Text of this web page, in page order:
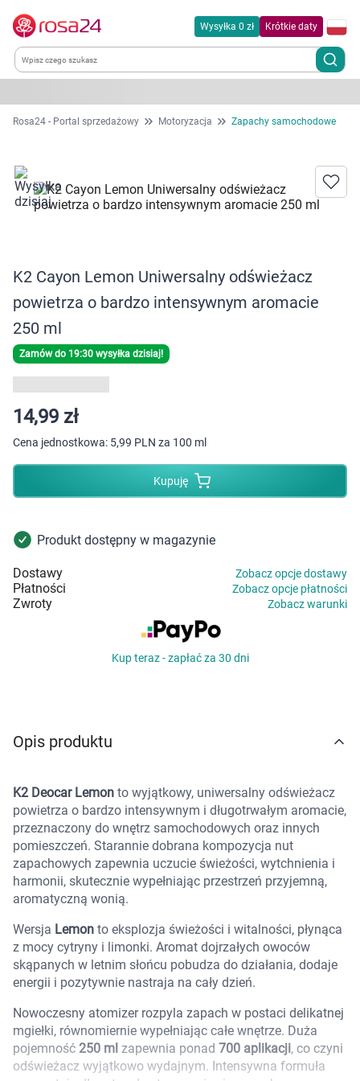
Korzystamy z plików cookies w celu
Wysyłka 0 zł Krótkie daty
Kategorie
Dla zwierząt
Zdrowie
Kobieta w ciąży i mama
Dziecko
Kosmetyki
Zdrowy styl życia
Zabawki
Sprzęt medyczny
Marki
Rosa24 - Portal sprzedażowy Motoryzacja Zapachy samochodowe
K2 Cayon Lemon Uniwersalny odświeżacz
powietrza o bardzo intensywnym aromacie
250 ml
Zamów do 19:30 wysyłka dzisiaj!
14,99 zł
Cena jednostkowa: 5,99 PLN za 100 ml
Kupuję
Produkt dostępny w magazynie
Dostawy Zobacz opcje dostawy
Płatności Zobacz opcje płatności
Zwroty Zobacz warunki
Kup teraz - zapłać za 30 dni
Opis produktu
K2 Deocar Lemon to wyjątkowy, uniwersalny odświeżacz
powietrza o bardzo intensywnym i długotrwałym aromacie,
przeznaczony do wnętrz samochodowych oraz innych
pomieszczeń. Starannie dobrana kompozycja nut
zapachowych zapewnia uczucie świeżości, wytchnienia i
harmonii, skutecznie wypełniając przestrzeń przyjemną,
aromatyczną wonią.
Wersja Lemon to eksplozja świeżości i witalności, płynąca
z mocy cytryny i limonki. Aromat dojrzałych owoców
skąpanych w letnim słońcu pobudza do działania, dodaje
energii i pozytywnie nastraja na cały dzień.
Nowoczesny atomizer rozpyla zapach w postaci delikatnej
mgiełki, równomiernie wypełniając całe wnętrze. Duża
pojemność 250 ml zapewnia ponad 700 aplikacji, co czyni
odświeżacz wyjątkowo wydajnym. Intensywna formuła